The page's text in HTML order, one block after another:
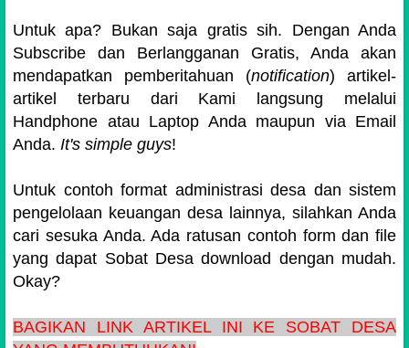
Untuk apa? Bukan saja gratis sih. Dengan Anda
Subscribe dan Berlangganan Gratis, Anda akan
mendapatkan pemberitahuan (notification) artikel-
artikel terbaru dari Kami langsung melalui
Handphone atau Laptop Anda maupun via Email
Anda. It's simple guys!
Untuk contoh format administrasi desa dan sistem
pengelolaan keuangan desa lainnya, silahkan Anda
cari sesuka Anda. Ada ratusan contoh form dan file
yang dapat Sobat Desa download dengan mudah.
Okay?
BAGIKAN LINK ARTIKEL INI KE SOBAT DESA